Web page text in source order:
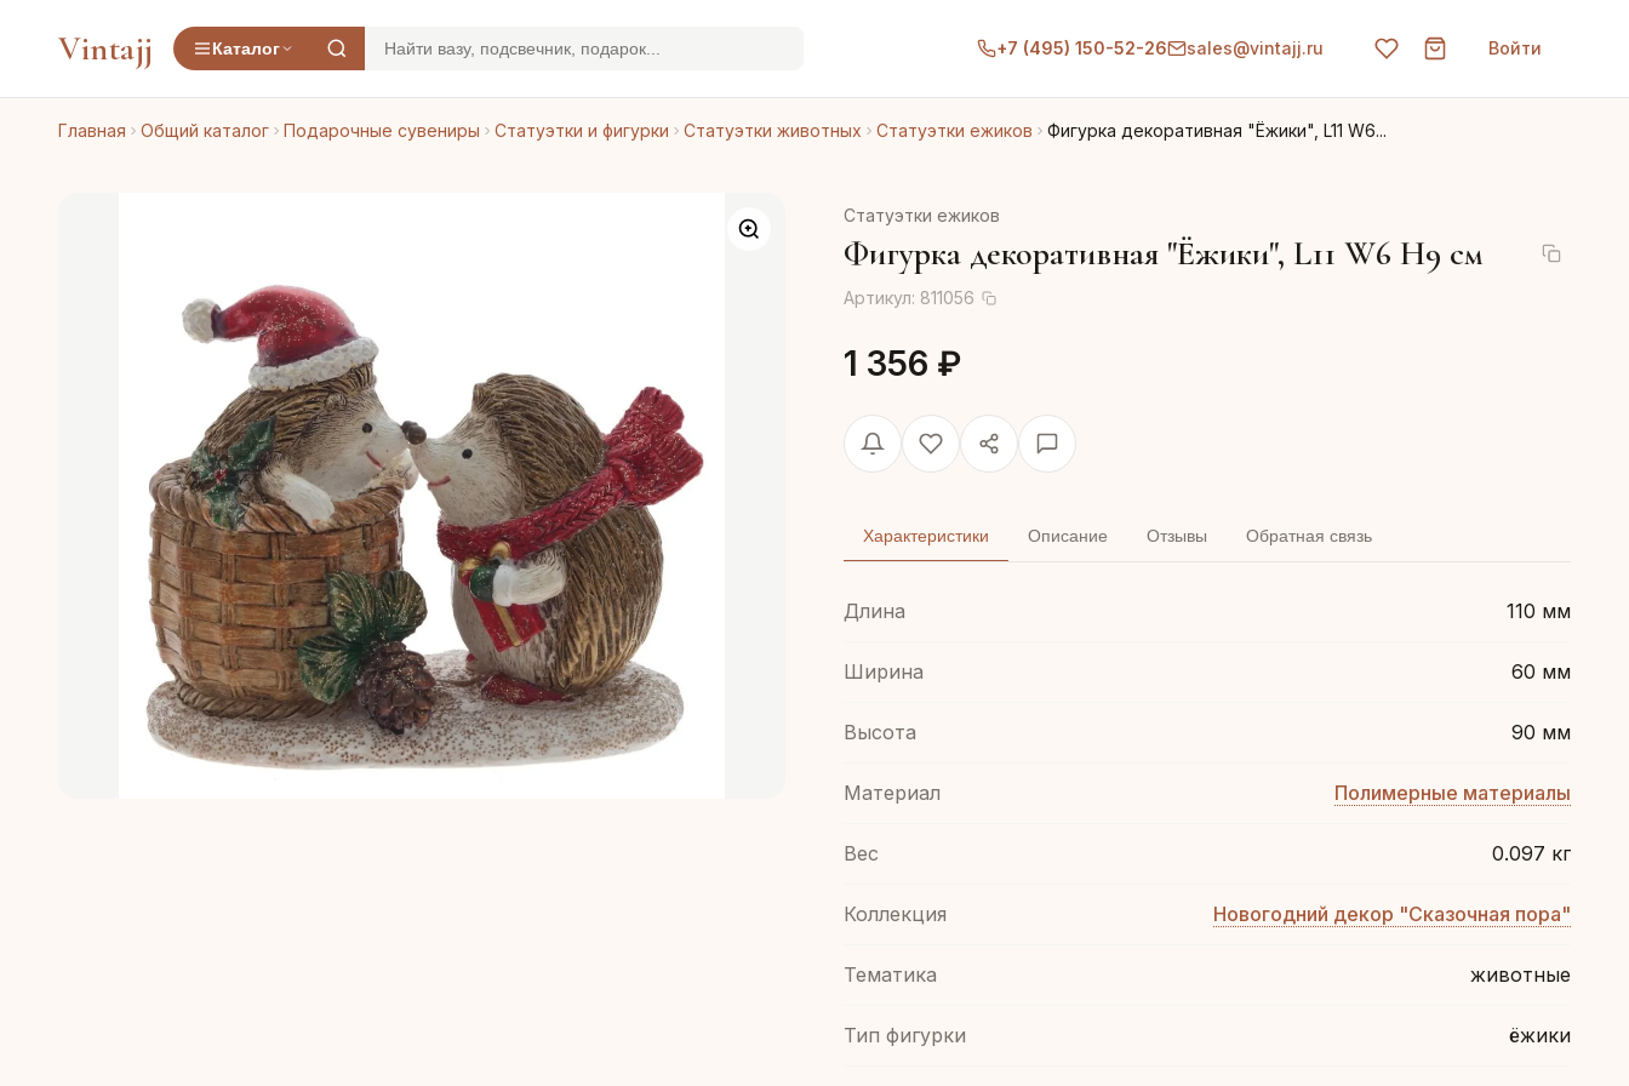
Vintajj Каталог +7 (495) 150-52-26 sales@vintajj.ru Войти
Главная Общий каталог Подарочные сувениры Статуэтки и фигурки Статуэтки животных Статуэтки ежиков Фигурка декоративная "Ёжики", L11 W6...
Статуэтки ежиков
Фигурка декоративная "Ёжики", L11 W6 H9 см
Артикул: 811056
1 356 ₽
Характеристики Описание Отзывы Обратная связь
Длина 110 мм
Ширина 60 мм
Высота 90 мм
Материал Полимерные материалы
Вес 0.097 кг
Коллекция Новогодний декор "Сказочная пора"
Тематика животные
Тип фигурки ёжики